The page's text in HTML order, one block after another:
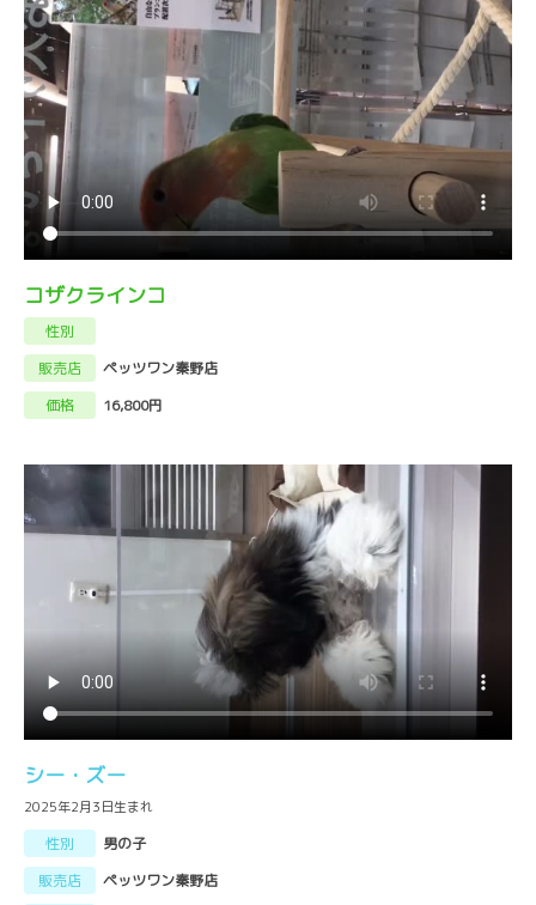
コザクラインコ
性別
販売店
ペッツワン秦野店
価格
16,800円
シー・ズー
2025年2月3日生まれ
性別
男の子
販売店
ペッツワン秦野店